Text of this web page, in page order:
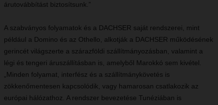
árutovábbítást biztosítsunk.”
A szabványos folyamatok és a DACHSER saját rendszerei, mint
például a Domino és az Othello, alkotják a DACHSER működésének
gerincét világszerte a szárazföldi szállítmányozásban, valamint a
légi és tengeri áruszállításban is, amelyből Marokkó sem kivétel.
„Minden folyamat, interfész és a szállítmánykövetés is
zökkenőmentesen kapcsolódik, vagy hamarosan csatlakozik az
európai hálózathoz. A rendszer bevezetése Tunéziában is